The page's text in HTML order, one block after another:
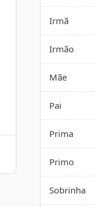
Irmã
Irmão
Mãe
Pai
Prima
Primo
Sobrinha